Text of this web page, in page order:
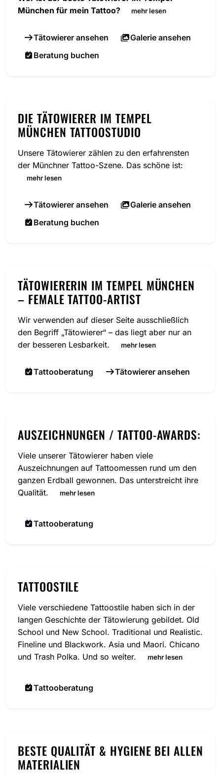
München für mein Tattoo?
mehr lesen
Tätowierer ansehen
Galerie ansehen
Beratung buchen
DIE TÄTOWIERER IM TEMPEL
MÜNCHEN TATTOOSTUDIO
Unsere Tätowierer zählen zu den erfahrensten
der Münchner Tattoo-Szene. Das schöne ist:
mehr lesen
Tätowierer ansehen
Galerie ansehen
Beratung buchen
TÄTOWIERERIN IM TEMPEL MÜNCHEN
– FEMALE TATTOO-ARTIST
Wir verwenden auf dieser Seite ausschließlich
den Begriff „Tätowierer“ – das liegt aber nur an
der besseren Lesbarkeit.
mehr lesen
Tattooberatung Tätowierer ansehen
AUSZEICHNUNGEN / TATTOO-AWARDS:
Viele unserer Tätowierer haben viele
Auszeichnungen auf Tattoomessen rund um den
ganzen Erdball gewonnen. Das unterstreicht ihre
Qualität.
mehr lesen
Tattooberatung
TATTOOSTILE
Viele verschiedene Tattoostile haben sich in der
langen Geschichte der Tätowierung gebildet. Old
School und New School. Traditional und Realistic.
Fineline und Blackwork. Asia und Maori. Chicano
und Trash Polka. Und so weiter.
mehr lesen
Tattooberatung
BESTE QUALITÄT & HYGIENE BEI ALLEN
MATERIALIEN